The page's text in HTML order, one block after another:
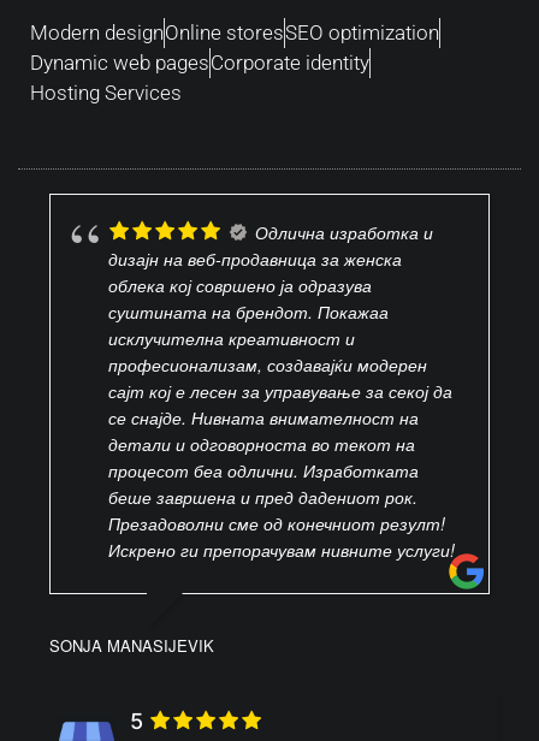
Modern designOnline storesSEO optimization
Dynamic web pagesCorporate identity
Hosting Services
Одлична изработка и
дизајн на веб-продавница за женска
облека кој совршено ја одразува
суштината на брендот. Покажаа
исклучителна креативност и
професионализам, создавајќи модерен
сајт кој е лесен за управување за секој да
се снајде. Нивната внимателност на
детали и одговорноста во текот на
процесот беа одлични. Изработката
беше завршена и пред дадениот рок.
Презадоволни сме од конечниот резулт!
Искрено ги препорачувам нивните услуги!
SONJA MANASIJEVIK
5